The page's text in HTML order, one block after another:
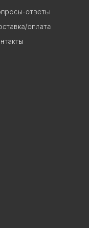
ответы
оплата